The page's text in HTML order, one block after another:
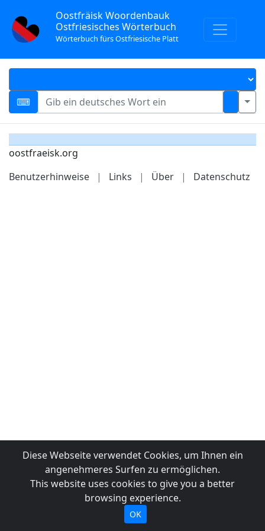
Oostfräisk Woordenbauk
Ostfriesisches Wörterbuch
Wörterbuch fürs Ostfriesische Platt
oostfraeisk.org
Benutzerhinweise
| Links | Über | Datenschutz
Diese Webseite verwendet Cookies, um Ihnen ein
angenehmeres Surfen zu ermöglichen.
This website uses cookies to give you a better
browsing experience.
OK